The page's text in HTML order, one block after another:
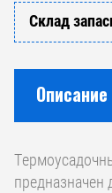
Склад
Описание
предназначен